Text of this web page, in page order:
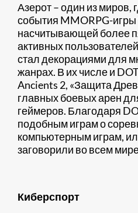
Азерот – один из миров,
события MMORPG-
насчитывающей более
активных
стал декорациями для
жанрах. В их числе и
Ancients 2, «Защита
главных боевых арен
геймеров. Благодаря
подобным играм о
компьютерным играм,
заговорили во всем
Киберспорт